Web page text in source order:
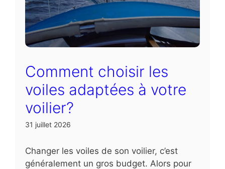
Comment choisir les
voiles adaptées à votre
voilier?
31 juillet 2026
Changer les voiles de son voilier, c’est
généralement un gros budget. Alors pour